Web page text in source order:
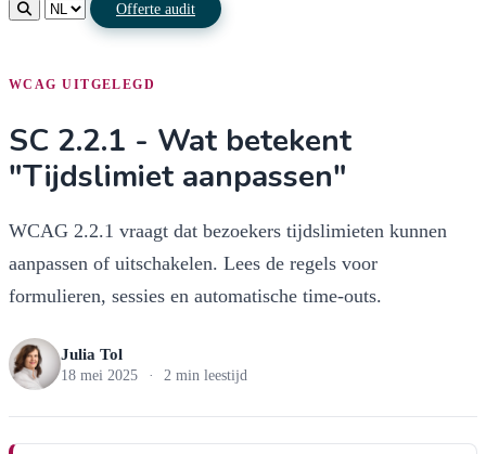
Offerte audit
WCAG UITGELEGD
SC 2.2.1 - Wat betekent
"Tijdslimiet aanpassen"
WCAG 2.2.1 vraagt dat bezoekers tijdslimieten kunnen
aanpassen of uitschakelen. Lees de regels voor
formulieren, sessies en automatische time-outs.
Julia Tol
18 mei 2025 · 2 min leestijd